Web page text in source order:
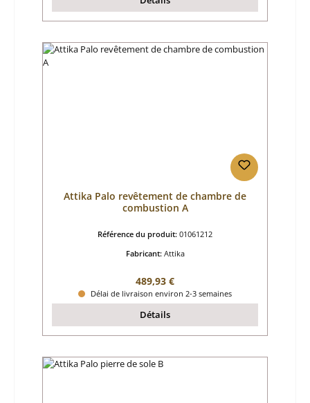
Attika Palo revêtement de chambre de
combustion A
Référence du produit: 01061212
Fabricant: Attika
Prix régulier :
489,93 €
Délai de livraison environ 2-3 semaines
Détails